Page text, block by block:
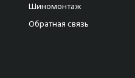
Шиномонтаж
Обратная связь